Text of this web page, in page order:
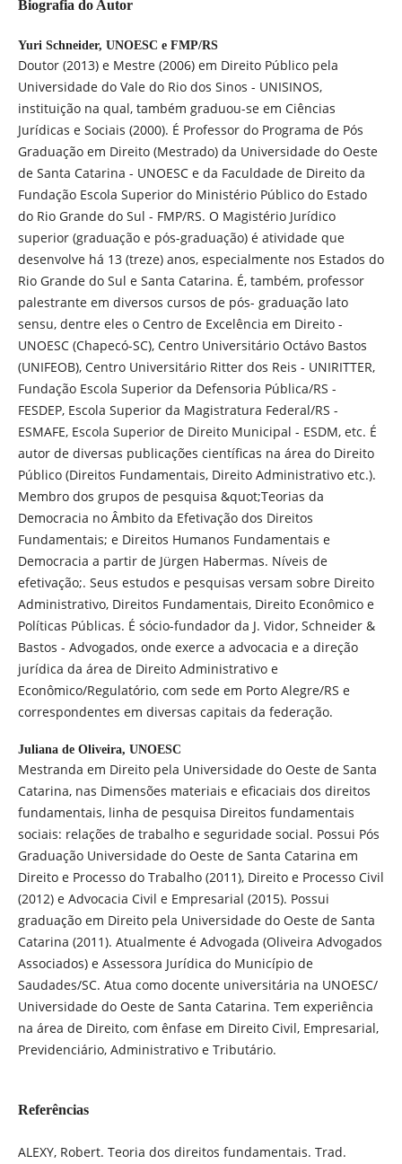
Biografia do Autor
Yuri Schneider, UNOESC e FMP/RS
Doutor (2013) e Mestre (2006) em Direito Público pela
Universidade do Vale do Rio dos Sinos - UNISINOS,
instituição na qual, também graduou-se em Ciências
Jurídicas e Sociais (2000). É Professor do Programa de Pós
Graduação em Direito (Mestrado) da Universidade do Oeste
de Santa Catarina - UNOESC e da Faculdade de Direito da
Fundação Escola Superior do Ministério Público do Estado
do Rio Grande do Sul - FMP/RS. O Magistério Jurídico
superior (graduação e pós-graduação) é atividade que
desenvolve há 13 (treze) anos, especialmente nos Estados do
Rio Grande do Sul e Santa Catarina. É, também, professor
palestrante em diversos cursos de pós- graduação lato
sensu, dentre eles o Centro de Excelência em Direito -
UNOESC (Chapecó-SC), Centro Universitário Octávo Bastos
(UNIFEOB), Centro Universitário Ritter dos Reis - UNIRITTER,
Fundação Escola Superior da Defensoria Pública/RS -
FESDEP, Escola Superior da Magistratura Federal/RS -
ESMAFE, Escola Superior de Direito Municipal - ESDM, etc. É
autor de diversas publicações científicas na área do Direito
Público (Direitos Fundamentais, Direito Administrativo etc.).
Membro dos grupos de pesquisa &quot;Teorias da
Democracia no Âmbito da Efetivação dos Direitos
Fundamentais; e Direitos Humanos Fundamentais e
Democracia a partir de Jürgen Habermas. Níveis de
efetivação;. Seus estudos e pesquisas versam sobre Direito
Administrativo, Direitos Fundamentais, Direito Econômico e
Políticas Públicas. É sócio-fundador da J. Vidor, Schneider &
Bastos - Advogados, onde exerce a advocacia e a direção
jurídica da área de Direito Administrativo e
Econômico/Regulatório, com sede em Porto Alegre/RS e
correspondentes em diversas capitais da federação.
Juliana de Oliveira, UNOESC
Mestranda em Direito pela Universidade do Oeste de Santa
Catarina, nas Dimensões materiais e eficaciais dos direitos
fundamentais, linha de pesquisa Direitos fundamentais
sociais: relações de trabalho e seguridade social. Possui Pós
Graduação Universidade do Oeste de Santa Catarina em
Direito e Processo do Trabalho (2011), Direito e Processo Civil
(2012) e Advocacia Civil e Empresarial (2015). Possui
graduação em Direito pela Universidade do Oeste de Santa
Catarina (2011). Atualmente é Advogada (Oliveira Advogados
Associados) e Assessora Jurídica do Município de
Saudades/SC. Atua como docente universitária na UNOESC/
Universidade do Oeste de Santa Catarina. Tem experiência
na área de Direito, com ênfase em Direito Civil, Empresarial,
Previdenciário, Administrativo e Tributário.
Referências
ALEXY, Robert. Teoria dos direitos fundamentais. Trad.